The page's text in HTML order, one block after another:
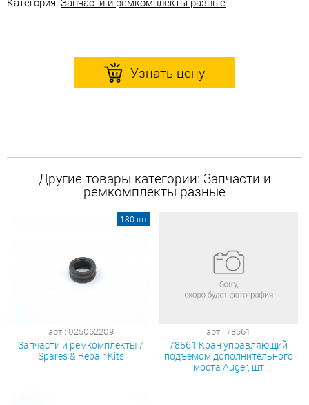
Узнать цену
Другие товары категории: Запчасти и
ремкомплекты разные
арт.: 025062209
Запчасти и ремкомплекты /
Spares & Repair Kits
180 шт
арт.: 78561
78561 Кран управляющий
подъемом дополнительного
моста Auger, шт